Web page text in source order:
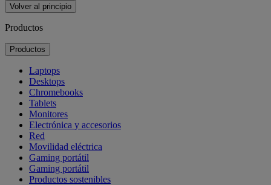
Volver al principio
Productos
Productos
Laptops
Desktops
Chromebooks
Tablets
Monitores
Electrónica y accesorios
Red
Movilidad eléctrica
Gaming portátil
Gaming portátil
Productos sostenibles